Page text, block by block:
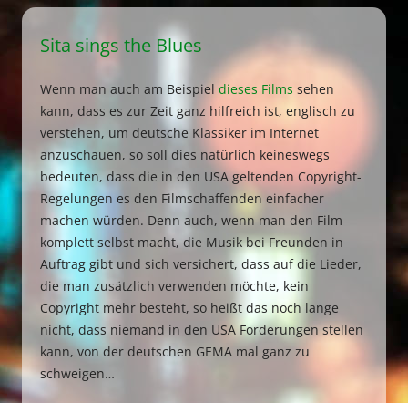
Sita sings the Blues
Wenn man auch am Beispiel dieses Films sehen
kann, dass es zur Zeit ganz hilfreich ist, englisch zu
verstehen, um deutsche Klassiker im Internet
anzuschauen, so soll dies natürlich keineswegs
bedeuten, dass die in den USA geltenden Copyright-
Regelungen es den Filmschaffenden einfacher
machen würden. Denn auch, wenn man den Film
komplett selbst macht, die Musik bei Freunden in
Auftrag gibt und sich versichert, dass auf die Lieder,
die man zusätzlich verwenden möchte, kein
Copyright mehr besteht, so heißt das noch lange
nicht, dass niemand in den USA Forderungen stellen
kann, von der deutschen GEMA mal ganz zu
schweigen…